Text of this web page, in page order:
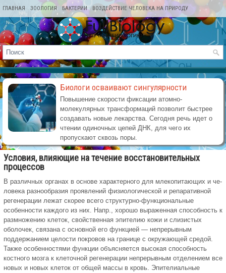
ГЛАВНАЯ ЗООЛОГИЯ БАКТЕРИИ ВОЗДЕЙСТВИЕ ЧЕЛОВЕКА НА ПРИРОДУ
КАРТА САЙТА
Биологи осваивают сингулярности
Повышение скорости фиксации атомно-
молекулярных трансформаций позволит быстрее
создавать новые лекарства. Сегодня речь идет о
чтении одиночных цепей ДНК, для чего их
пропускают сквозь поры.
Условия, влияющие на течение восстановительных
процессов
В различных органах в основе ха­рактерного для млекопитающих и че­
ловека разнообразия проявлений физиологической и репаративной
регенерации лежат скорее всего структурно-функ­циональные
особенности каждого из них. Напр., хорошо выраженная способность к
размножению клеток, свойственная эпителию кожи и сли­зистых
оболочек, связана с основ­ной его функцией — непрерывным
поддержанием целости покровов на границе с окружающей средой.
Так­же особенностями функции объяс­няется высокая способность
кост­ного мозга к клеточной регенерации не­прерывным отделением все
новых и новых клеток от общей массы в кровь. Эпителиальные